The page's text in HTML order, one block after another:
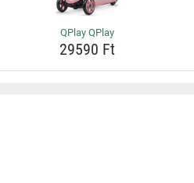
QPlay QPlay
29590 Ft